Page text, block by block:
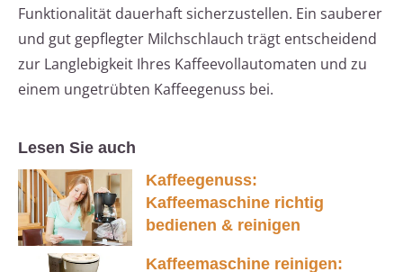
Funktionalität dauerhaft sicherzustellen. Ein sauberer
und gut gepflegter Milchschlauch trägt entscheidend
zur Langlebigkeit Ihres Kaffeevollautomaten und zu
einem ungetrübten Kaffeegenuss bei.
Lesen Sie auch
Kaffeegenuss:
Kaffeemaschine richtig
bedienen & reinigen
Kaffeemaschine reinigen: